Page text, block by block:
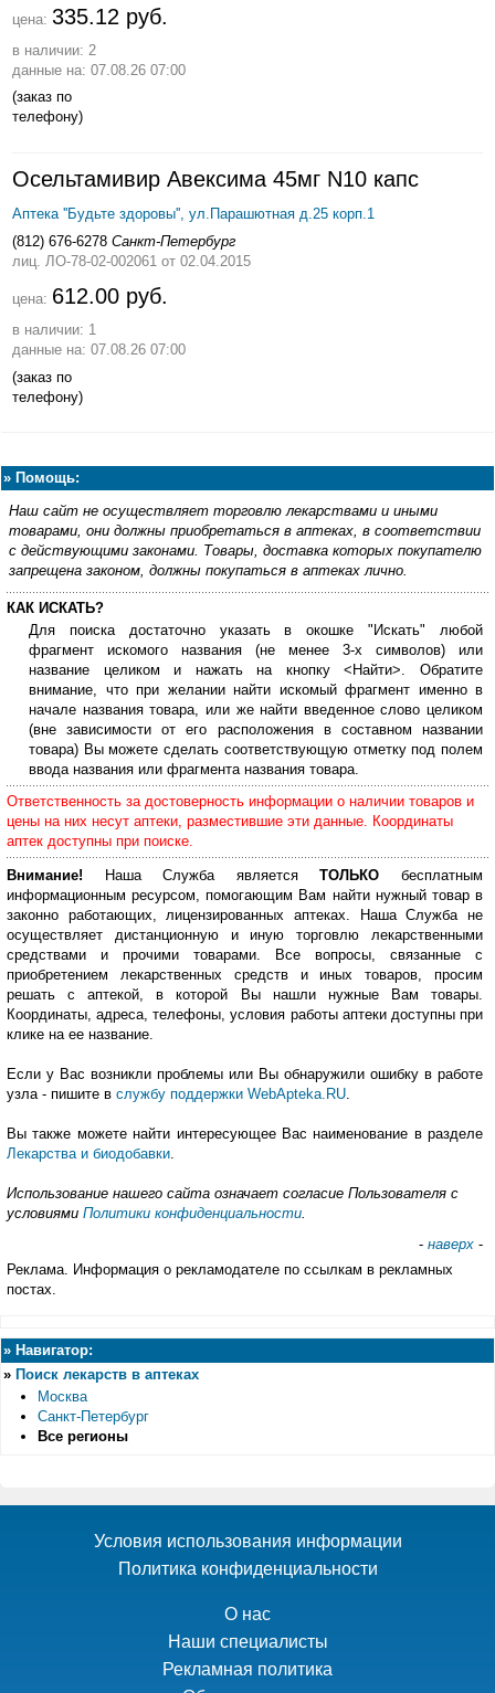
цена: 335.12 руб.
в наличии: 2
данные на: 07.08.26 07:00
(заказ по
телефону)
Осельтамивир Авексима 45мг N10 капс
Аптека ''Будьте здоровы'', ул.Парашютная д.25 корп.1
(812) 676-6278 Санкт-Петербург
лиц. ЛО-78-02-002061 от 02.04.2015
цена: 612.00 руб.
в наличии: 1
данные на: 07.08.26 07:00
(заказ по
телефону)
» Помощь:
Наш сайт не осуществляет торговлю лекарствами и иными
товарами, они должны приобретаться в аптеках, в соответствии
с действующими законами. Товары, доставка которых покупателю
запрещена законом, должны покупаться в аптеках лично.
КАК ИСКАТЬ?
Для поиска достаточно указать в окошке "Искать" любой
фрагмент искомого названия (не менее 3-х символов) или
название целиком и нажать на кнопку <Найти>. Обратите
внимание, что при желании найти искомый фрагмент именно в
начале названия товара, или же найти введенное слово целиком
(вне зависимости от его расположения в составном названии
товара) Вы можете сделать соответствующую отметку под полем
ввода названия или фрагмента названия товара.
Ответственность за достоверность информации о наличии товаров и
цены на них несут аптеки, разместившие эти данные. Координаты
аптек доступны при поиске.
Внимание! Наша Служба являетсяТОЛЬКО бесплатным
информационным ресурсом, помогающим Вам найти нужный товар в
законно работающих, лицензированных аптеках. Наша Служба не
осуществляет дистанционную и иную торговлю лекарственными
средствами и прочими товарами. Все вопросы, связанные с
приобретением лекарственных средств и иных товаров, просим
решать с аптекой, в которой Вы нашли нужные Вам товары.
Координаты, адреса, телефоны, условия работы аптеки доступны при
клике на ее название.
Если у Вас возникли проблемы или Вы обнаружили ошибку в работе
узла - пишите в службу поддержки WebApteka.RU
Вы также можете найти интересующее Вас наименование в разделе
Лекарства и биодобавки
Использование нашего сайта означает согласие Пользователя с
условиями Политики конфиденциальности
- наверх -
Реклама. Информация о рекламодателе по ссылкам в рекламных
постах.
» Навигатор:
» Поиск лекарств в аптеках
Москва
Санкт-Петербург
Все регионы
Условия использования информации
Политика конфиденциальности
О нас
Наши специалисты
Рекламная политика